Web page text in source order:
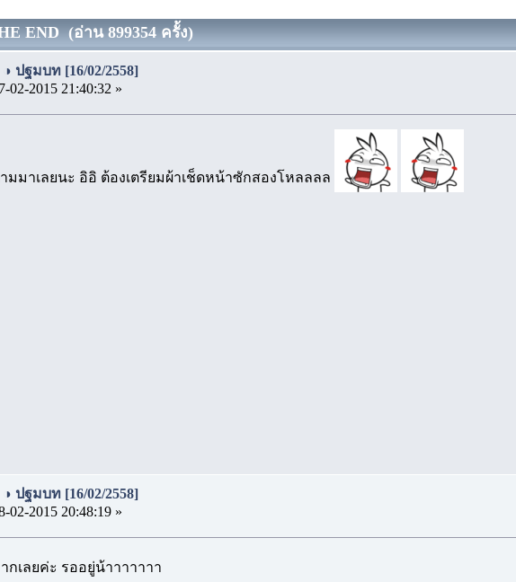
END (อ่าน 899354 ครั้ง)
ปฐมบท [16/02/2558]
02-2015 21:40:32 »
มาเลยนะ อิอิ ต้องเตรียมผ้าเช็ดหน้าซักสองโหลลลล
ปฐมบท [16/02/2558]
02-2015 20:48:19 »
เลยค่ะ รออยู่น้าาาาาาา